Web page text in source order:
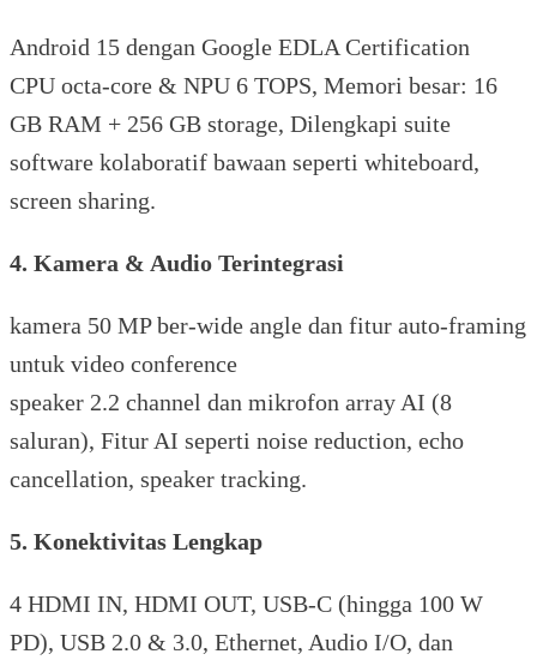
Android 15 dengan Google EDLA Certification
CPU octa-core & NPU 6 TOPS, Memori besar: 16
GB RAM + 256 GB storage, Dilengkapi suite
software kolaboratif bawaan seperti whiteboard,
screen sharing.
4. Kamera & Audio Terintegrasi
kamera 50 MP ber-wide angle dan fitur auto-framing
untuk video conference
speaker 2.2 channel dan mikrofon array AI (8
saluran), Fitur AI seperti noise reduction, echo
cancellation, speaker tracking.
5. Konektivitas Lengkap
4 HDMI IN, HDMI OUT, USB-C (hingga 100 W
PD), USB 2.0 & 3.0, Ethernet, Audio I/O, dan